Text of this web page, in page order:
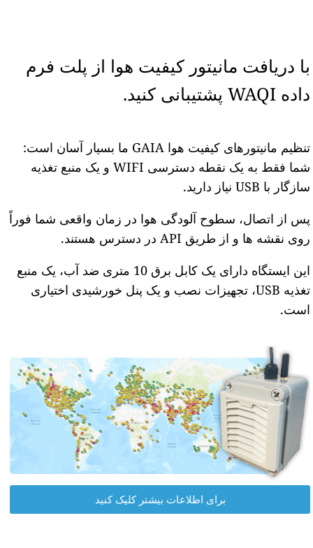
با دریافت مانیتور کیفیت هوا از پلت فرم
داده WAQI پشتیبانی کنید.
تنظیم مانیتورهای کیفیت هوا GAIA ما بسیار آسان است:
شما فقط به یک نقطه دسترسی WIFI و یک منبع تغذیه
سازگار با USB نیاز دارید.
پس از اتصال، سطوح آلودگی هوا در زمان واقعی شما فوراً
روی نقشه ها و از طریق API در دسترس هستند.
این ایستگاه دارای یک کابل برق 10 متری ضد آب، یک منبع
تغذیه USB، تجهیزات نصب و یک پنل خورشیدی اختیاری
است.
برای اطلاعات بیشتر کلیک کنید